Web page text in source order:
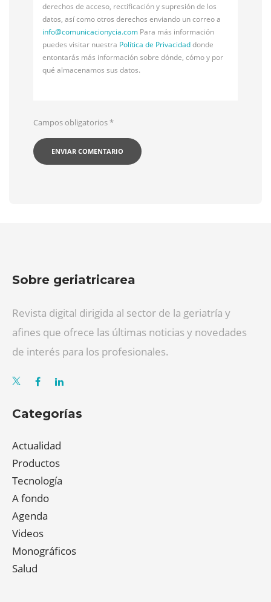
derechos de acceso, rectificación y supresión de los
datos, así como otros derechos enviando un correo a
info@comunicacionycia.com Para más información
puedes visitar nuestra Política de Privacidaddonde
entontarás más información sobre dónde, cómo y por
qué almacenamos sus datos.
Campos obligatorios*
Sobre geriatricarea
Revista digital dirigida al sector de la geriatría y
afines que ofrece las últimas noticias y novedades
de interés para los profesionales.
Categorías
Actualidad
Productos
Tecnología
A fondo
Agenda
Videos
Monográficos
Salud